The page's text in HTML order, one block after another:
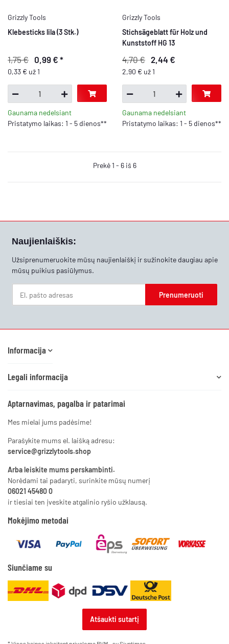
Grizzly Tools
Klebesticks lila (3 Stk.)
1,75 € 0,99 € *
0,33 € už 1
Gaunama nedelsiant
Pristatymo laikas: 1 - 5 dienos**
Grizzly Tools
Stichsägeblatt für Holz und
Kunststoff HG 13
4,70 € 2,44 €
2,90 € už 1
Gaunama nedelsiant
Pristatymo laikas: 1 - 5 dienos**
Prekė 1 - 6 iš 6
Naujienlaiškis:
Užsiprenumeruokite mūsų naujienlaiškį ir sužinokite daugiau apie
mūsų puikius pasiūlymus.
Prenumeruoti
Informacija
Legali informacija
Aptarnavimas, pagalba ir patarimai
Mes mielai jums padėsime!
Parašykite mums el. laišką adresu:
service@grizzlytools.shop
Arba leiskite mums perskambinti.
Norėdami tai padaryti, surinkite mūsų numerį
06021 45480 0
ir tiesiai ten įveskite atgalinio ryšio užklausą.
Mokėjimo metodai
Siunčiame su
Atšaukti sutartį